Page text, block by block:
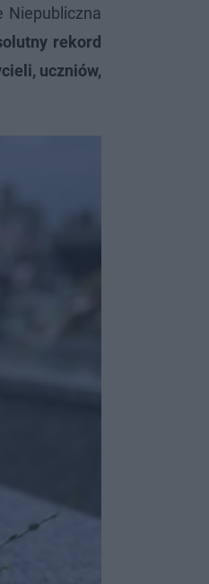
Niepubliczna
rekord
uczniów,